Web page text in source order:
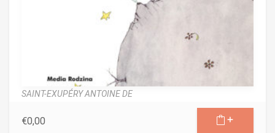
SAINT-EXUPÉRY ANTOINE DE
€0,00